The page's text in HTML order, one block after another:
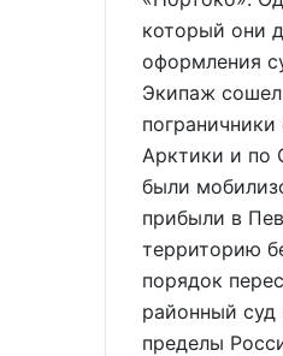
который они
оформления
Экипаж сошел
Арктики и по
были
прибыли в
территорию
порядок
районный
пределы